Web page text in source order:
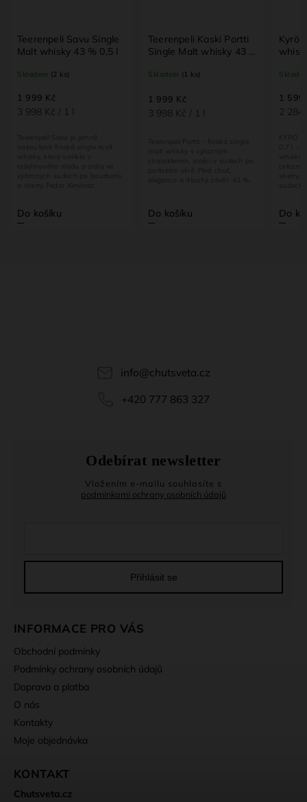
Savu Single
43 % 0,5 l
z
a zrála ve
po bourbonu
Teerenpeli Kaski Portti
Single Malt whisky 43 %
malt whisky s výrazným
portském víně. Plná chuť,
Kyrö Malt Rye
whisky 47,2 % 0,7 l
2 284,29 Kč / 1 l
KYRÖ Malt Rye Oloroso
whisky ze 100 %
sherry, novém
info@chutsveta.cz
+420 777 863 327
INFORMACE PRO VÁS
Obchodní podmínky
Podmínky ochrany osobních údajů
Doprava a platba
O nás
Kontakty
Moje objednávka
KONTAKT
Chutsveta.cz
Odebírat newsletter
Vložením e-mailu souhlasíte s
podmínkami ochrany osobních údajů
Přihlásit se